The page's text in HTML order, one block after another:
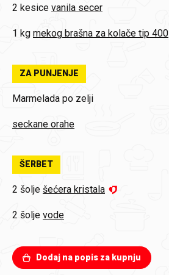
2 kesice vanila secer
1 kg mekog brašna za kolače tip 400
ZA PUNJENJE
Marmelada po zelji
seckane orahe
ŠERBET
2 šoljе šećera kristala
2 šoljе vode
Dodaj na popis za kupnju